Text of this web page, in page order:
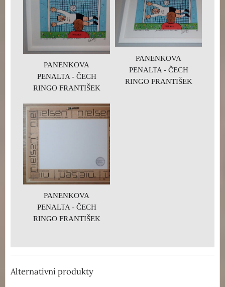
PANENKOVA
PENALTA - ČECH
RINGO FRANTIŠEK
PANENKOVA
PENALTA - ČECH
RINGO FRANTIŠEK
PANENKOVA
PENALTA - ČECH
RINGO FRANTIŠEK
Alternativní produkty